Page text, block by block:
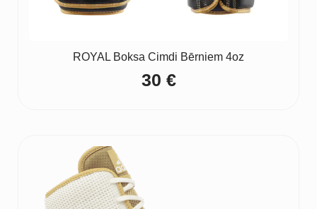
ROYAL Boksa Cimdi Bērniem 4oz
30 €